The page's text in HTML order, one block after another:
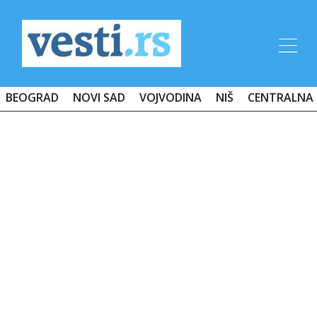
BEOGRAD NOVI SAD VOJVODINA NIŠ CENTRALNA